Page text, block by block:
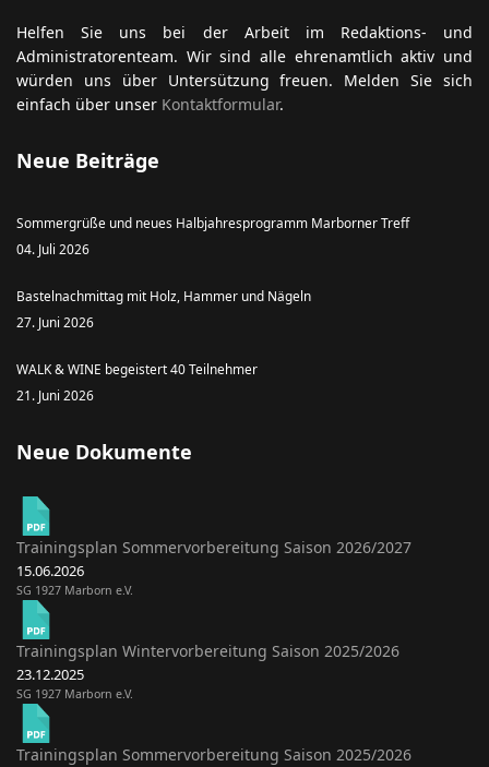
Helfen Sie uns bei der Arbeit im Redaktions- und
Administratorenteam. Wir sind alle ehrenamtlich aktiv und
würden uns über Untersützung freuen. Melden Sie sich
einfach über unser Kontaktformular.
Neue Beiträge
Sommergrüße und neues Halbjahresprogramm Marborner Treff
04. Juli 2026
Bastelnachmittag mit Holz, Hammer und Nägeln
27. Juni 2026
WALK & WINE begeistert 40 Teilnehmer
21. Juni 2026
Neue Dokumente
Trainingsplan Sommervorbereitung Saison 2026/2027
15.06.2026
SG 1927 Marborn e.V.
Trainingsplan Wintervorbereitung Saison 2025/2026
23.12.2025
SG 1927 Marborn e.V.
Trainingsplan Sommervorbereitung Saison 2025/2026